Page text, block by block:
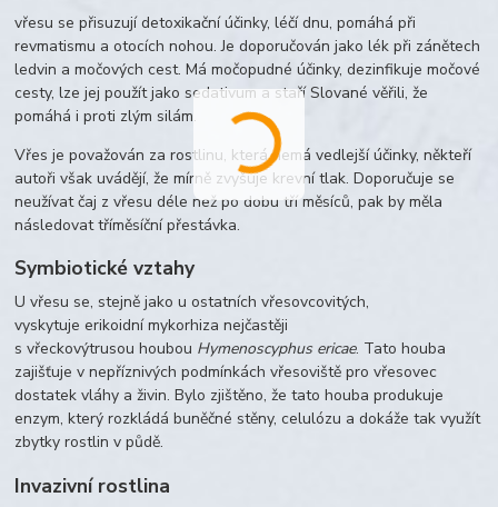
vřesu se přisuzují detoxikační účinky, léčí dnu, pomáhá při
revmatismu a otocích nohou. Je doporučován jako lék při zánětech
ledvin a močových cest. Má močopudné účinky, dezinfikuje močové
cesty, lze jej použít jako sedativum a staří Slované věřili, že
pomáhá i proti zlým silám.
Vřes je považován za rostlinu, která nemá vedlejší účinky, někteří
autoři však uvádějí, že mírně zvyšuje krevní tlak. Doporučuje se
neužívat čaj z vřesu déle než po dobu tří měsíců, pak by měla
následovat tříměsíční přestávka.
Symbiotické vztahy
U vřesu se, stejně jako u ostatních vřesovcovitých,
vyskytuje erikoidní mykorhiza nejčastěji
s vřeckovýtrusou houbou Hymenoscyphus ericae. Tato houba
zajišťuje v nepříznivých podmínkách vřesoviště pro vřesovec
dostatek vláhy a živin. Bylo zjištěno, že tato houba produkuje
enzym, který rozkládá buněčné stěny, celulózu a dokáže tak využít
zbytky rostlin v půdě.
Invazivní rostlina